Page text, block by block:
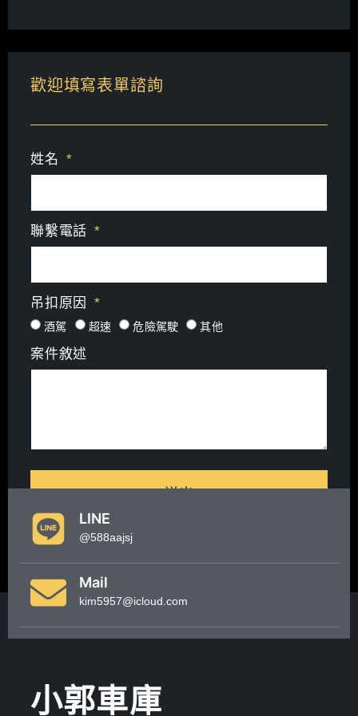
歡迎填寫表單諮詢
姓名
聯繫電話
吊扣原因
酒駕 超速 危險駕駛 其他
案件敘述
送出
LINE
@588aajsj
Mail
kim5957@icloud.com
小郭車庫